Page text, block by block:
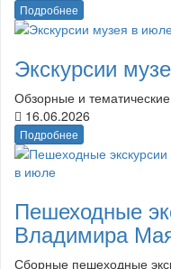
Подробнее
Экскурсии
Обзорные и
16.06.2026
Подробнее
Пешеходные
Владимира
Сборные пешеходные